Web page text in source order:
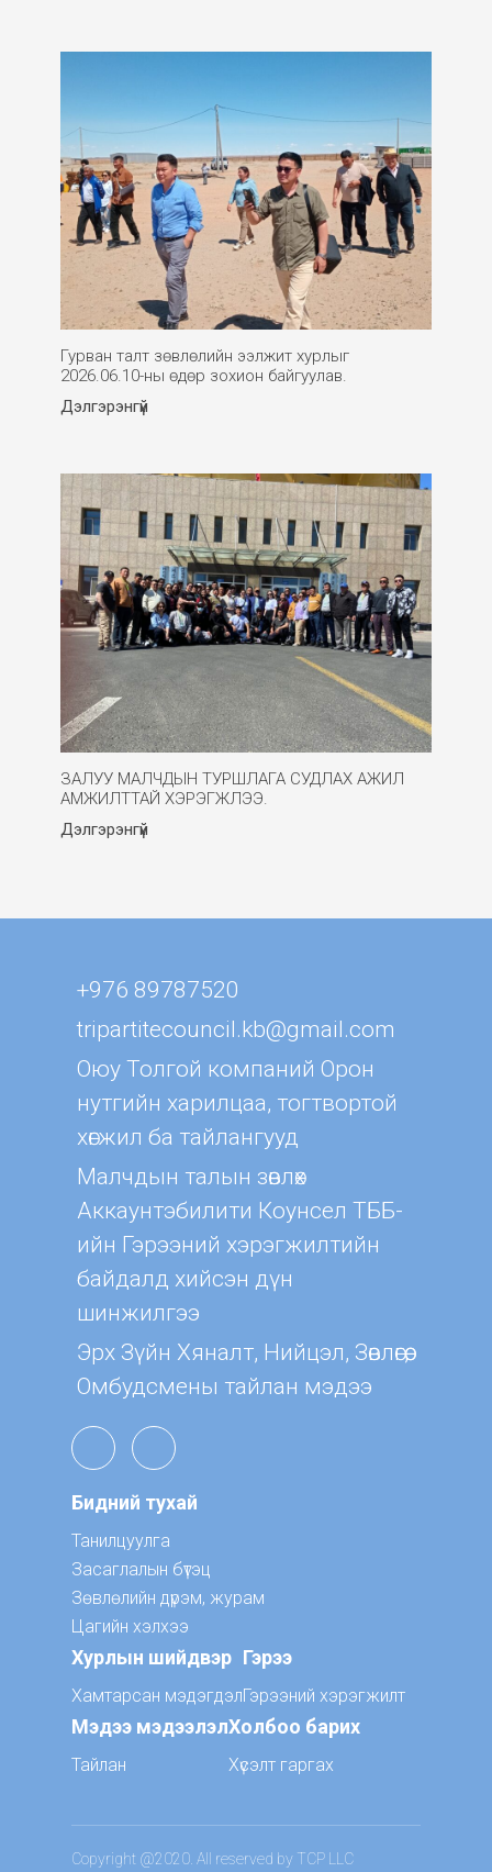
Гурван талт зөвлөлийн ээлжит хурлыг
2026.06.10-ны өдөр зохион байгуулав.
Дэлгэрэнгүй
ЗАЛУУ МАЛЧДЫН ТУРШЛАГА СУДЛАХ АЖИЛ
АМЖИЛТТАЙ ХЭРЭГЖЛЭЭ.
Дэлгэрэнгүй
+976 89787520
tripartitecouncil.kb@gmail.com
Оюу Толгой компаний Орон
нутгийн харилцаа, тогтвортой
хөгжил ба тайлангууд
Малчдын талын зөвлөх
Aккаунтэбилити Коунсел ТББ-
ийн Гэрээний хэрэгжилтийн
байдалд хийсэн дүн
шинжилгээ
Эрх Зүйн Хяналт, Нийцэл, Зөвлөгөө,
Омбудсмены тайлан мэдээ
Бидний тухай
Танилцуулга
Засаглалын бүтэц
Зөвлөлийн дүрэм, журам
Цагийн хэлхээ
Хурлын шийдвэр
Хамтарсан мэдэгдэл
Гэрээ
Гэрээний хэрэгжилт
Мэдээ мэдээлэл
Тайлан
Холбоо барих
Хүсэлт гаргах
Copyright @2020. All reserved by TCP LLC